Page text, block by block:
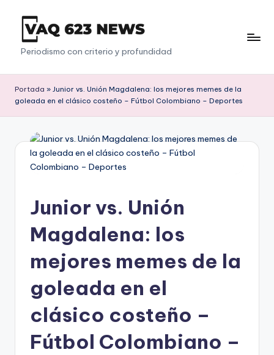
Saltar
contenido
V
a
q
6
3
Periodismo con criterio y profundidad
Portada » Junior vs. Unión Magdalena: los mejores memes de la
goleada en el clásico costeño – Fútbol Colombiano – Deportes
Junior vs. Unión
Magdalena: los
mejores memes de la
goleada en el
clásico costeño –
Fútbol Colombiano –